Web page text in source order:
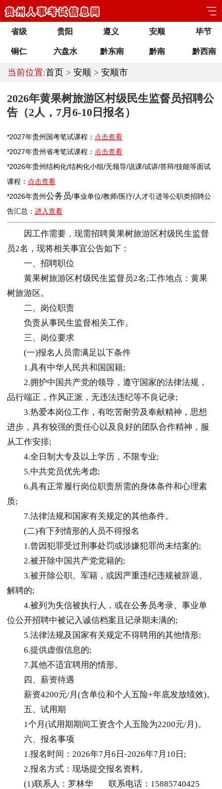
省级 贵阳 遵义 安顺 毕节
铜仁 六盘水 黔东南 黔南 黔西南
当前位置:首页 > 安顺 > 安顺市
2026年黄果树旅游区村级民生监督员招聘公
告（2人，7月6-10日报名）
*2027年贵州 国考笔试课程： 点击查看
*2027年贵州省考笔试课程： 点击查看
*2026年贵州结构化/结构化小组/无领导/说课/试讲/答辩/技能等面试
课程： 点击查看
*2026年贵州公务员/事业单位/教师/医疗/人才引进等公职类招聘公
告汇总： 进入查看
因工作需要，现需招聘黄果树旅游区村级民生监督
员2名，现将相关事宜公告如下：
一、招聘职位
黄果树旅游区村级民生监督员2名;工作地点：黄果
树旅游区。
二、岗位职责
负责从事民生监督相关工作。
三、岗位要求
(一)报名人员需满足以下条件
1.具有中华人民共和国国籍;
2.拥护中国共产党的领导，遵守国家的法律法规，
品行端正，作风正派，无违法违纪等不良记录;
3.热爱本岗位工作，有吃苦耐劳及奉献精神，思想
进步，具有较强的责任心以及良好的团队合作精神，服
从工作安排;
4.全日制大专及以上学历，不限专业;
5.中共党员优先考虑;
6.具有正常履行岗位职责所需的身体条件和心理素
质;
7.法律法规和国家有关规定的其他条件。
(二)有下列情形的人员不得报名
1.曾因犯罪受过刑事处罚或涉嫌犯罪尚未结案的;
2.被开除中国共产党党籍的;
3.被开除公职、军籍，或因严重违纪违规被辞退、
解聘的;
4.被列为失信被执行人，或在公务员考录、事业单
位公开招聘中被记入诚信档案且记录期未满的;
5.法律法规及国家有关规定不得聘用的其他情形;
6.提供虚假信息的;
7.其他不适宜聘用的情形。
四、薪资待遇
薪资4200元/月(含单位和个人五险+年底发放绩效)。
五、试用期
1个月(试用期期间工资含个人五险为2200元/月)。
六、报名事项
1.报名时间：2026年7月6日-2026年7月10日;
2.报名方式：现场提交报名资料。
(1)联系人：罗林华 联系电话：15885740425